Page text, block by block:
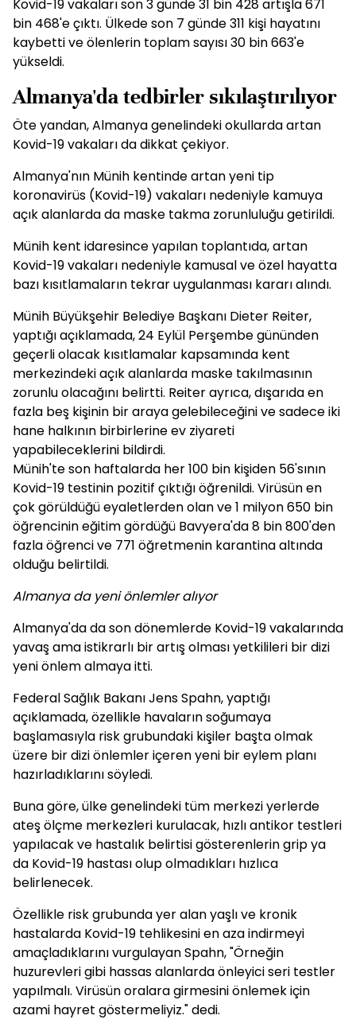
Kovid-19 vakaları son 3 günde 31 bin 428 artışla 671
bin 468'e çıktı. Ülkede son 7 günde 311 kişi hayatını
kaybetti ve ölenlerin toplam sayısı 30 bin 663'e
yükseldi.
Almanya'da tedbirler sıkılaştırılıyor
Öte yandan, Almanya genelindeki okullarda artan
Kovid-19 vakaları da dikkat çekiyor.
Almanya'nın Münih kentinde artan yeni tip
koronavirüs (Kovid-19) vakaları nedeniyle kamuya
açık alanlarda da maske takma zorunluluğu getirildi.
Münih kent idaresince yapılan toplantıda, artan
Kovid-19 vakaları nedeniyle kamusal ve özel hayatta
bazı kısıtlamaların tekrar uygulanması kararı alındı.
Münih Büyükşehir Belediye Başkanı Dieter Reiter,
yaptığı açıklamada, 24 Eylül Perşembe gününden
geçerli olacak kısıtlamalar kapsamında kent
merkezindeki açık alanlarda maske takılmasının
zorunlu olacağını belirtti. Reiter ayrıca, dışarıda en
fazla beş kişinin bir araya gelebileceğini ve sadece iki
hane halkının birbirlerine ev ziyareti
yapabileceklerini bildirdi.
Münih'te son haftalarda her 100 bin kişiden 56'sının
Kovid-19 testinin pozitif çıktığı öğrenildi. Virüsün en
çok görüldüğü eyaletlerden olan ve 1 milyon 650 bin
öğrencinin eğitim gördüğü Bavyera'da 8 bin 800'den
fazla öğrenci ve 771 öğretmenin karantina altında
olduğu belirtildi.
Almanya da yeni önlemler alıyor
Almanya'da da son dönemlerde Kovid-19 vakalarında
yavaş ama istikrarlı bir artış olması yetkilileri bir dizi
yeni önlem almaya itti.
Federal Sağlık Bakanı Jens Spahn, yaptığı
açıklamada, özellikle havaların soğumaya
başlamasıyla risk grubundaki kişiler başta olmak
üzere bir dizi önlemler içeren yeni bir eylem planı
hazırladıklarını söyledi.
Buna göre, ülke genelindeki tüm merkezi yerlerde
ateş ölçme merkezleri kurulacak, hızlı antikor testleri
yapılacak ve hastalık belirtisi gösterenlerin grip ya
da Kovid-19 hastası olup olmadıkları hızlıca
belirlenecek.
Özellikle risk grubunda yer alan yaşlı ve kronik
hastalarda Kovid-19 tehlikesini en aza indirmeyi
amaçladıklarını vurgulayan Spahn, "Örneğin
huzurevleri gibi hassas alanlarda önleyici seri testler
yapılmalı. Virüsün oralara girmesini önlemek için
azami hayret göstermeliyiz." dedi.